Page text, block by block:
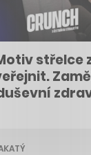
střelce